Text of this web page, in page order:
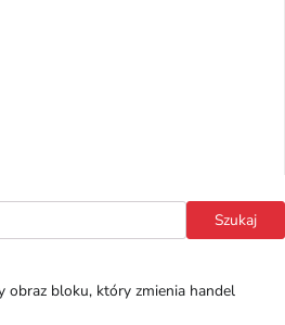
Szukaj
obraz bloku, który zmienia handel